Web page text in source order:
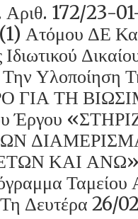
172/23-
Ατόμου ΔΕ
Υλοποίηση
ΓΙΑ ΤΗ
Έργου
ΚΑΙ ΑΝΩ»
Δευτέρα 26/